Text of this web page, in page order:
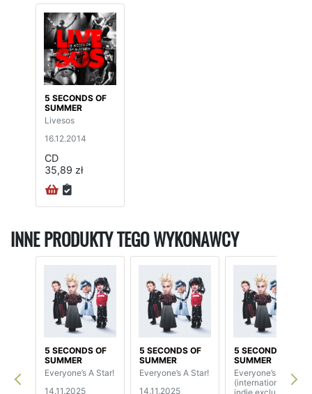
5 SECONDS OF
SUMMER
Livesos
16.12.2014
CD
35,89 zł
INNE PRODUKTY TEGO WYKONAWCY
5 SECONDS OF
SUMMER
Everyone’s A Star!
14.11.2025
5 SECONDS OF
SUMMER
Everyone’s A Star!
14.11.2025
5 SECONDS OF
SUMMER
Everyone’s A Star!
(international